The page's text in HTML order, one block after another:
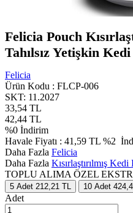
Felicia Pouch
Tahılsız Yetişkin
Felicia
Ürün Kodu : FLCP-006
SKT: 11.2027
33,54 TL
42,44 TL
%0 İndirim
Havale Fiyatı : 41,59 TL %2
Daha Fazla Felicia
Daha Fazla Kısırlaştırılmış
TOPLU ALIMA ÖZEL
5 Adet 212,21 TL 10 Adet
Adet